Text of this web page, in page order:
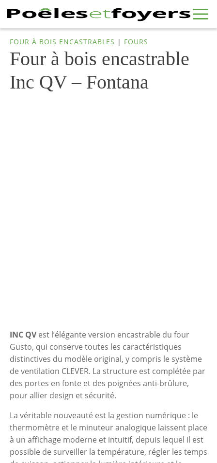
FOUR À BOIS ENCASTRABLES | FOURS
Four à bois encastrable
Inc QV – Fontana
INC QVest l’élégante version encastrable du four
Gusto, qui conserve toutes les caractéristiques
distinctives du modèle original, y compris le système
de ventilation CLEVER. La structure est complétée par
des portes en fonte et des poignées anti-brûlure,
pour allier design et sécurité.
La véritable nouveauté est la gestion numérique : le
thermomètre et le minuteur analogique laissent place
à un affichage moderne et intuitif, depuis lequel il est
possible de surveiller la température, régler les temps